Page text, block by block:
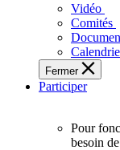
touchent
des
Ontariennes
et
Vidéo
Comités
Fermer
Participer
Pour
besoin